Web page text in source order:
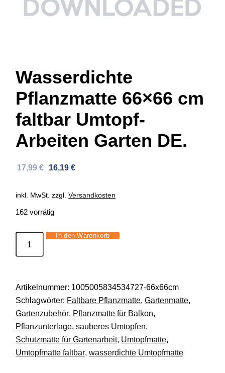
Wasserdichte
Pflanzmatte 66×66 cm
faltbar Umtopf-
Arbeiten Garten DE.
Ursprünglicher
war:
17,99 €
Aktueller
ist:
16,19 €
inkl. MwSt. zzgl. Versandkosten
162 vorrätig
Wasserdichte
faltbar
Umtopf-
Arbeiten
Garten
DE.
Menge
In den Warenkorb
Artikelnummer: 1005005834534727-66x66cm
Schlagwörter: Faltbare Pflanzmatte, Gartenmatte,
Gartenzubehör, Pflanzmatte für Balkon,
Pflanzunterlage, sauberes Umtopfen,
Schutzmatte für Gartenarbeit, Umtopfmatte,
Umtopfmatte faltbar, wasserdichte Umtopfmatte